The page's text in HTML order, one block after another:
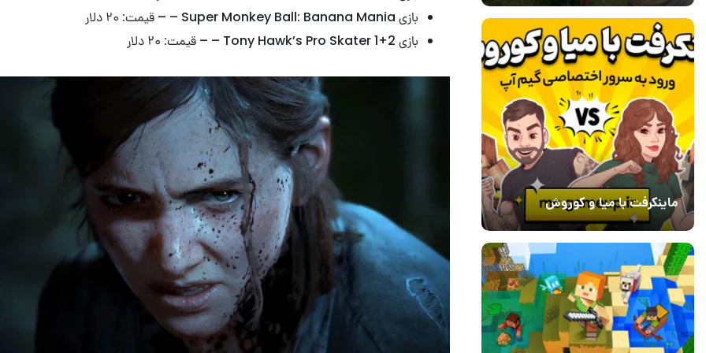
ماینکرفت با میا و کوروش
7
30 دی 1403
بازی Super Monkey Ball: Banana Mania – – قیمت: ۲۰ دلار
بازی Tony Hawk’s Pro Skater 1+2 – – قیمت: ۲۰ دلار